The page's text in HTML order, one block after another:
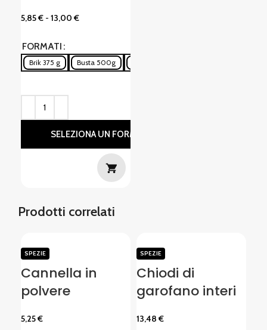
5,85€ - 13,00€
FORMATI
Brik 375 g Busta 500g
SELEZIONA UN FORMATO
Prodotti correlati
Cannella in
polvere
SPEZIE
5,25€
Chiodi di
garofano interi
SPEZIE
13,48€